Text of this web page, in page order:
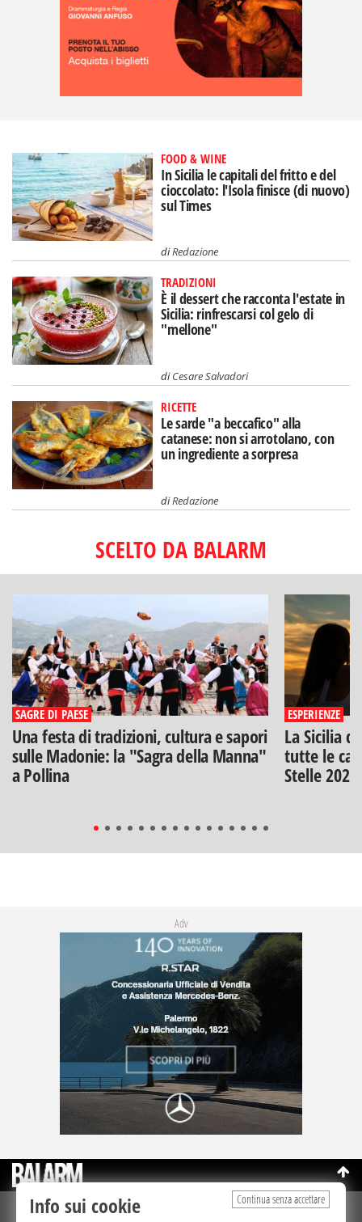
FOOD & WINE
In Sicilia le capitali del fritto e del
cioccolato: l'Isola finisce (di nuovo)
sul Times
diRedazione
TRADIZIONI
È il dessert che racconta l'estate in
Sicilia: rinfrescarsi col gelo di
"mellone"
diCesare Salvadori
RICETTE
Le sarde "a beccafico" alla
catanese: non si arrotolano, con
un ingrediente a sorpresa
diRedazione
SCELTO DA BALARM
SAGRE DI PAESE
Una festa di tradizioni, cultura e sapori
sulle Madonie: la "Sagra della Manna"
a Pollina
ESPERIENZE
La Sicilia
tutte le
Stelle
Adv
©Copyright 2003-2026
Continua senza accettare
Info sui cookie